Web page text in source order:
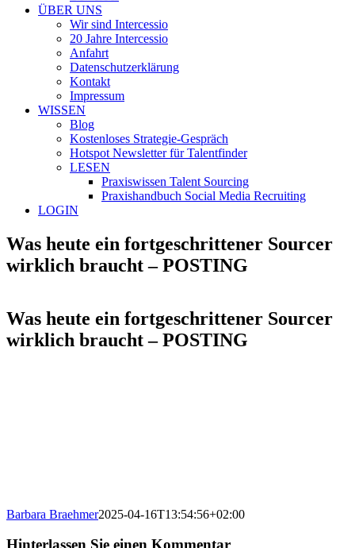
ÜBER UNS
Wir sind Intercessio
20 Jahre Intercessio
Anfahrt
Datenschutzerklärung
Kontakt
Impressum
WISSEN
Blog
Kostenloses Strategie-Gespräch
Hotspot Newsletter für Talentfinder
LESEN
Praxiswissen Talent Sourcing
Praxishandbuch Social Media Recruiting
LOGIN
Was heute ein fortgeschrittener Sourcer
wirklich braucht – POSTING
Was heute ein fortgeschrittener Sourcer
wirklich braucht – POSTING
Barbara Braehmer2025-04-16T13:54:56+02:00